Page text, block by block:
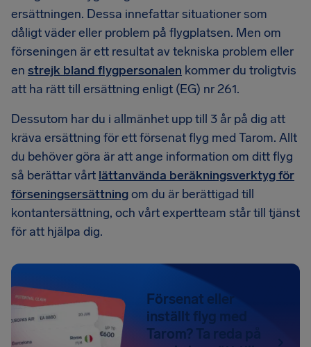
ersättningen. Dessa innefattar situationer som
dåligt väder eller problem på flygplatsen. Men om
förseningen är ett resultat av tekniska problem eller
en strejk bland flygpersonalen kommer du troligtvis
att ha rätt till ersättning enligt (EG) nr 261.
Dessutom har du i allmänhet upp till 3 år på dig att
kräva ersättning för ett försenat flyg med Tarom. Allt
du behöver göra är att ange information om ditt flyg
så berättar vårt lättanvända beräkningsverktyg för
förseningsersättningom du är berättigad till
kontantersättning, och vårt expertteam står till tjänst
för att hjälpa dig.
Försenat eller
inställt flyg med
Tarom? Ta reda på